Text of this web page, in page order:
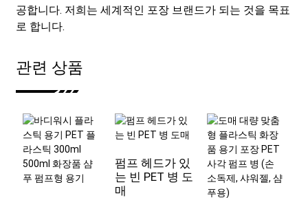
공합니다. 저희는 세계적인 포장 브랜드가 되는 것을 목표
로 합니다.
관련 상품
펌프 헤드가 있
는 빈 PET 병 도
매